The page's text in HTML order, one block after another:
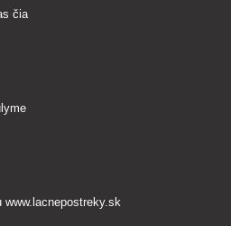
čia
www.lacnepostreky.sk